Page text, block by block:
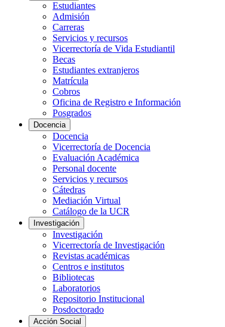
Estudiantes
Admisión
Carreras
Servicios y recursos
Vicerrectoría de Vida Estudiantil
Becas
Estudiantes extranjeros
Matrícula
Cobros
Oficina de Registro e Información
Posgrados
Docencia
Docencia
Vicerrectoría de Docencia
Evaluación Académica
Personal docente
Servicios y recursos
Cátedras
Mediación Virtual
Catálogo de la UCR
Investigación
Investigación
Vicerrectoría de Investigación
Revistas académicas
Centros e institutos
Bibliotecas
Laboratorios
Repositorio Institucional
Posdoctorado
Acción Social